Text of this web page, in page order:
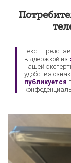
Текст
выдержкой из
нашей
удобства
публикуется